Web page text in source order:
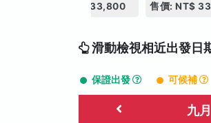
售價: NT$ 33,800 售價: NT$
滑動檢視相近出發日
保證出發 可候補
九月